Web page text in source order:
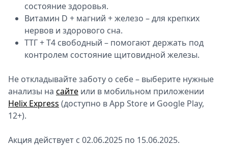
состояние здоровья.
Витамин D + магний + железо – для крепких
нервов и здорового сна.
ТТГ + Т4 свободный – помогают держать под
контролем состояние щитовидной железы.
Не откладывайте заботу о себе – выберите нужные
анализы на сайте или в мобильном приложении
Helix Express (доступно в App Store и Google Play,
12+).
Акция действует с 02.06.2025 по 15.06.2025.